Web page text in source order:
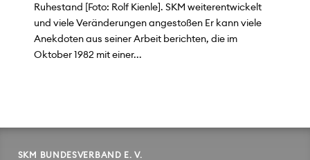
Ruhestand [Foto: Rolf Kienle]. SKM weiterentwickelt
und viele Veränderungen angestoßen Er kann viele
Anekdoten aus seiner Arbeit berichten, die im
Oktober 1982 mit einer...
SKM BUNDESVERBAND E. V.